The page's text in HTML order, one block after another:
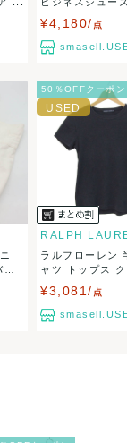
¥4,180/ 点
50％OFFクーポン
RALPH
ラルフローレン
ャツ トップス
¥3,081/ 点